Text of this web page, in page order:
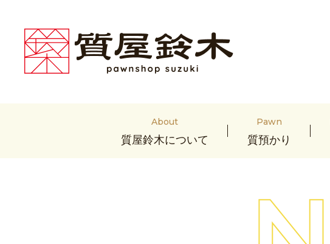
About
質屋鈴木について
Pawn
質預かり